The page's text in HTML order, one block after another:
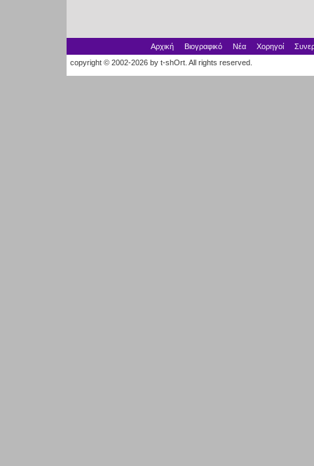
Αρχική Βιογραφικό Νέα Χορηγοί
copyright © 2002-2026 by t-shOrt. All rights reserved.